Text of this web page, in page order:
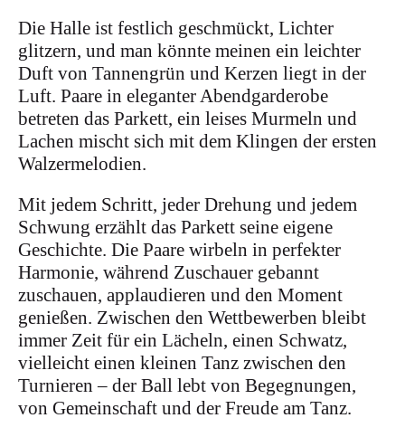
Die Halle ist festlich geschmückt, Lichter
glitzern, und man könnte meinen ein leichter
Duft von Tannengrün und Kerzen liegt in der
Luft. Paare in eleganter Abendgarderobe
betreten das Parkett, ein leises Murmeln und
Lachen mischt sich mit dem Klingen der ersten
Walzermelodien.
Mit jedem Schritt, jeder Drehung und jedem
Schwung erzählt das Parkett seine eigene
Geschichte. Die Paare wirbeln in perfekter
Harmonie, während Zuschauer gebannt
zuschauen, applaudieren und den Moment
genießen. Zwischen den Wettbewerben bleibt
immer Zeit für ein Lächeln, einen Schwatz,
vielleicht einen kleinen Tanz zwischen den
Turnieren – der Ball lebt von Begegnungen,
von Gemeinschaft und der Freude am Tanz.